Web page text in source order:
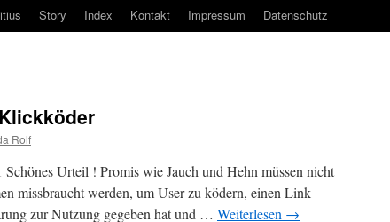
Story Index Kontakt Impressum Datenschutz
Rolf
Urteil ! Promis wie Jauch und Hehn müssen nicht
missbraucht werden, um User zu ködern, einen Link
zur Nutzung gegeben hat und … Weiterlesen →